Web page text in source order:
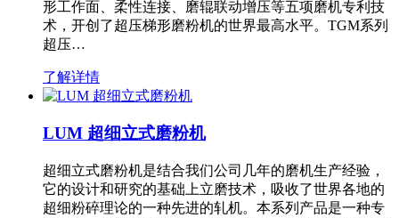
形工作面、柔性连接、磨辊联动增压等五项磨机专利技
术，开创了超压梯形磨粉机的世界最高水平。TGM系列
超压…
了解详情
LUM 超细立式磨粉机
超细立式磨粉机是结合我们公司几年的磨机生产经验，
它的设计和研究的基础上立磨技术，吸收了世界各地的
超细粉碎理论的一种先进的轧机。本系列产品是一种专